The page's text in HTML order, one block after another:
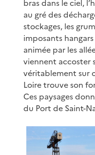
bras dans le ciel,
au gré des
stockages, les
imposants
animée par les
viennent accoster
véritablement sur
Loire trouve son
Ces paysages
du Port de Saint-